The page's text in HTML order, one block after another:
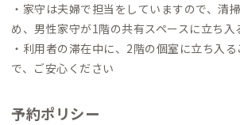
・家守は夫婦で担当をしていますので、清
め、男性家守が1階の共有スペースに立ち入
・利用者の滞在中に、2階の個室に立ち入
で、ご安心ください
予約ポリシー